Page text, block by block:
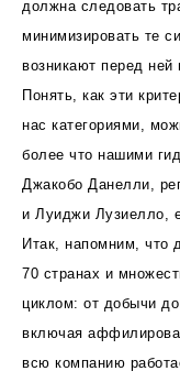
должна следовать
минимизировать те
возникают перед ней
Понять, как эти
нас категориями,
более что нашими
Джакобо Данелли,
и Луиджи Лузиелло,
Итак, напомним, что
70 странах и
циклом: от добычи до
включая
всю компанию